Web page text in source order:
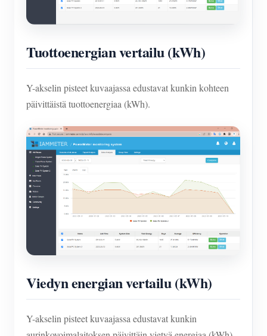
Tuottoenergian vertailu (kWh)
Y-akselin pisteet kuvaajassa edustavat kunkin kohteen
päivittäistä tuottoenergiaa (kWh).
Viedyn energian vertailu (kWh)
Y-akselin pisteet kuvaajassa edustavat kunkin